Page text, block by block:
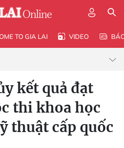
TO GIA LAI VIDEO
kết quả đạt
thi khoa học
thuật cấp quốc